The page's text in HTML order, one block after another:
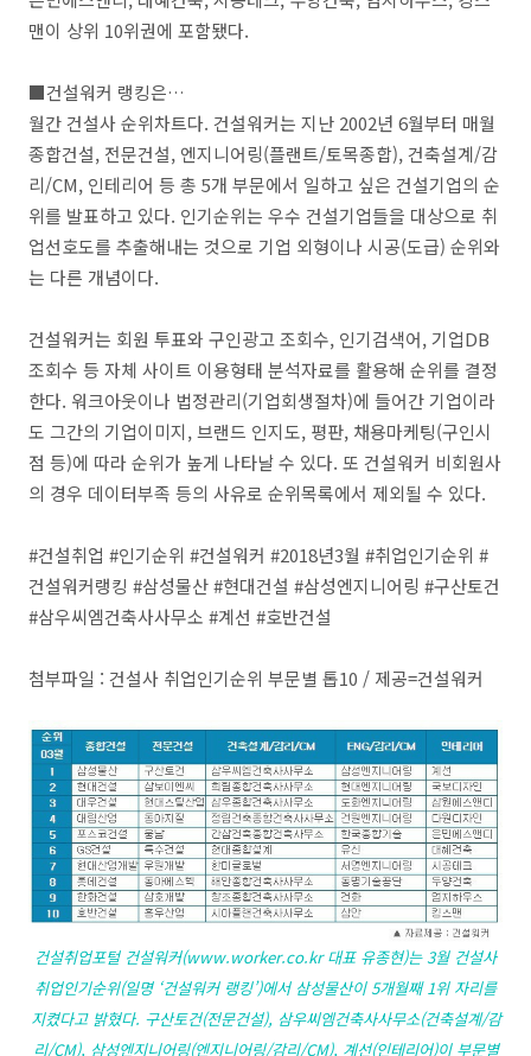
맨이 상위 10위권에 포함됐다.
■건설워커 랭킹은…
월간 건설사 순위차트다. 건설워커는 지난 2002년 6월부터 매월
종합건설, 전문건설, 엔지니어링(플랜트/토목종합), 건축설계/감
리/CM, 인테리어 등 총 5개 부문에서 일하고 싶은 건설기업의 순
위를 발표하고 있다. 인기순위는 우수 건설기업들을 대상으로 취
업선호도를 추출해내는 것으로 기업 외형이나 시공(도급) 순위와
는 다른 개념이다.
건설워커는 회원 투표와 구인광고 조회수, 인기검색어, 기업DB
조회수 등 자체 사이트 이용형태 분석자료를 활용해 순위를 결정
한다. 워크아웃이나 법정관리(기업회생절차)에 들어간 기업이라
도 그간의 기업이미지, 브랜드 인지도, 평판, 채용마케팅(구인시
점 등)에 따라 순위가 높게 나타날 수 있다. 또 건설워커 비회원사
의 경우 데이터부족 등의 사유로 순위목록에서 제외될 수 있다.
#건설취업 #인기순위 #건설워커 #2018년3월 #취업인기순위 #
건설워커랭킹 #삼성물산 #현대건설 #삼성엔지니어링 #구산토건
#삼우씨엠건축사사무소 #계선 #호반건설
첨부파일 : 건설사 취업인기순위 부문별 톱10 / 제공=건설워커
건설취업포털 건설워커(www.worker.co.kr 대표 유종현)는 3월 건설사
취업인기순위(일명 ‘건설워커 랭킹’)에서 삼성물산이 5개월째 1위 자리를
지켰다고 밝혔다. 구산토건(전문건설), 삼우씨엠건축사사무소(건축설계/감
리/CM), 삼성엔지니어링(엔지니어링/감리/CM), 계선(인테리어)이 부문별